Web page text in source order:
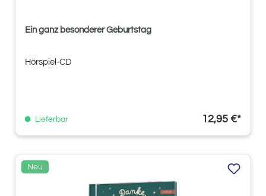
Ein ganz besonderer Geburtstag
Hörspiel-CD
Lieferbar 12,95 €*
Neu